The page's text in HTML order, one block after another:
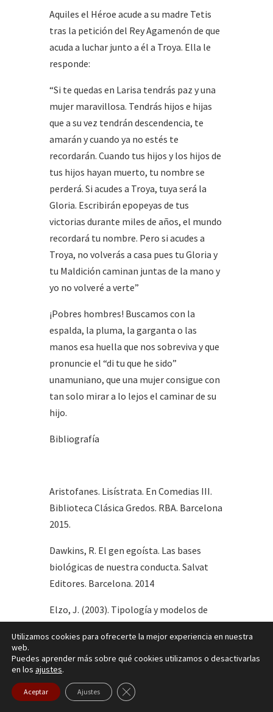
Aquiles el Héroe acude a su madre Tetis
tras la petición del Rey Agamenón de que
acuda a luchar junto a él a Troya. Ella le
responde:
“Si te quedas en Larisa tendrás paz y una
mujer maravillosa. Tendrás hijos e hijas
que a su vez tendrán descendencia, te
amarán y cuando ya no estés te
recordarán. Cuando tus hijos y los hijos de
tus hijos hayan muerto, tu nombre se
perderá. Si acudes a Troya, tuya será la
Gloria. Escribirán epopeyas de tus
victorias durante miles de años, el mundo
recordará tu nombre. Pero si acudes a
Troya, no volverás a casa pues tu Gloria y
tu Maldición caminan juntas de la mano y
yo no volveré a verte”
¡Pobres hombres! Buscamos con la
espalda, la pluma, la garganta o las
manos esa huella que nos sobreviva y que
pronuncie el “di tu que he sido”
unamuniano, que una mujer consigue con
tan solo mirar a lo lejos el caminar de su
hijo.
Bibliografía
Aristofanes. Lisístrata. En Comedias III.
Biblioteca Clásica Gredos. RBA. Barcelona
2015.
Dawkins, R. El gen egoísta. Las bases
biológicas de nuestra conducta. Salvat
Editores. Barcelona. 2014
Elzo, J. (2003). Tipología y modelos de
en la sociedad del siglo, 21, pp. 17–18.
Madrid: Fundación de Ayuda Contra la
Drogadicción
Gonzalez Torres MA. Personalidad y
Utilizamos cookies para ofrecerte la mejor experiencia en nuestra
web.
Puedes aprender más sobre qué cookies utilizamos o desactivarlas
en los ajustes.
Aceptar Ajustes Cerrar el banner de cookies RGPD